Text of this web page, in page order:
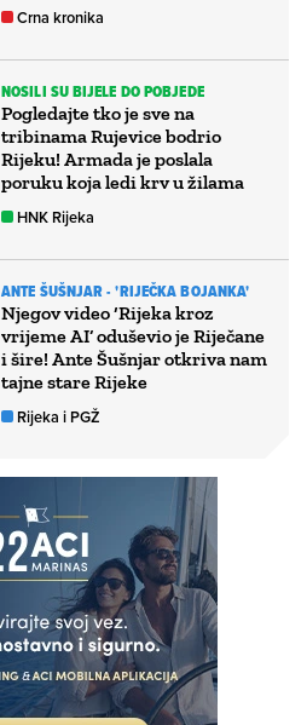
Crna kronika
NOSILI SU BIJELE DO POBJEDE
Pogledajte tko je sve na
tribinama Rujevice bodrio
Rijeku! Armada je poslala
poruku koja ledi krv u žilama
HNK Rijeka
ANTE ŠUŠNJAR - 'RIJEČKA BOJANKA'
Njegov video ‘Rijeka kroz
vrijeme AI’ oduševio je Riječane
i šire! Ante Šušnjar otkriva nam
tajne stare Rijeke
Rijeka i PGŽ